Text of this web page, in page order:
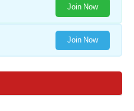
Join Now
Join Now